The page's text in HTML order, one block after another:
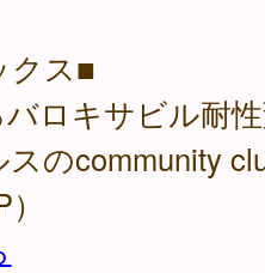
クス■
ロキサビル耐
のcommunity